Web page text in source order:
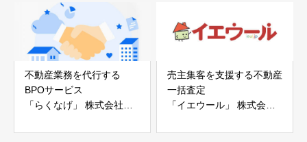
不動産業務を代行する
BPOサービス
「らくなげ」 株式会社い
売主集客を支援する不動産
一括査定
「イエウール」 株式会社